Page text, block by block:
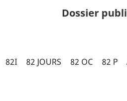
Dossier
82I 82 JOURS 82 OC 82 P